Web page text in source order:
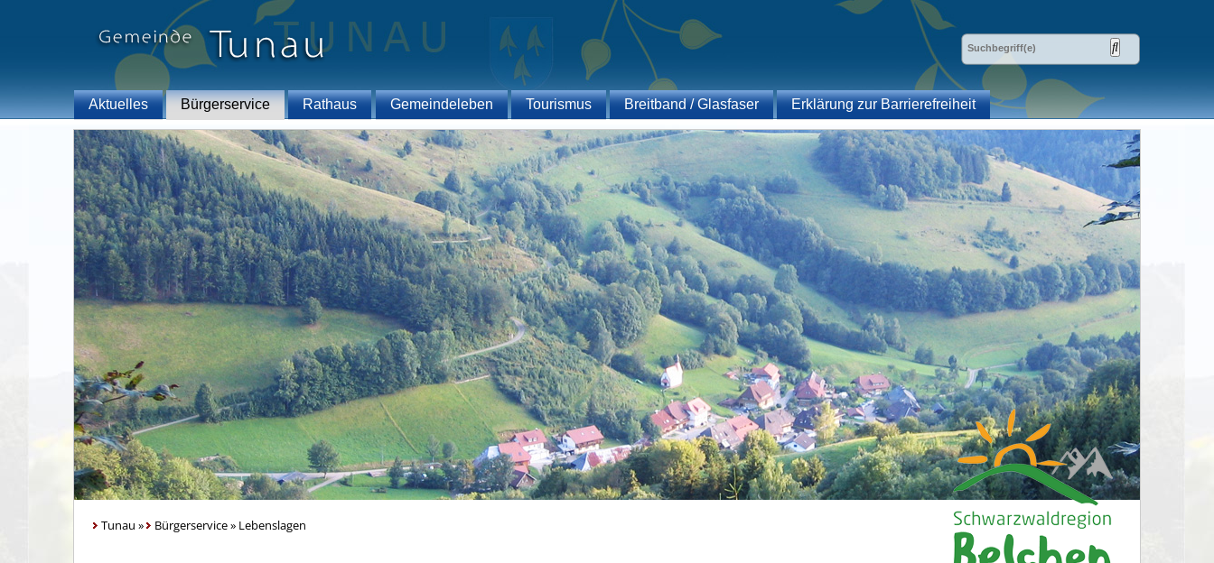
Aktuelles Bürgerservice Rathaus Gemeindeleben Tourismus Breitband / Glasfaser Erklärung zur Barrierefreiheit
Tunau » Bürgerservice» Lebenslagen